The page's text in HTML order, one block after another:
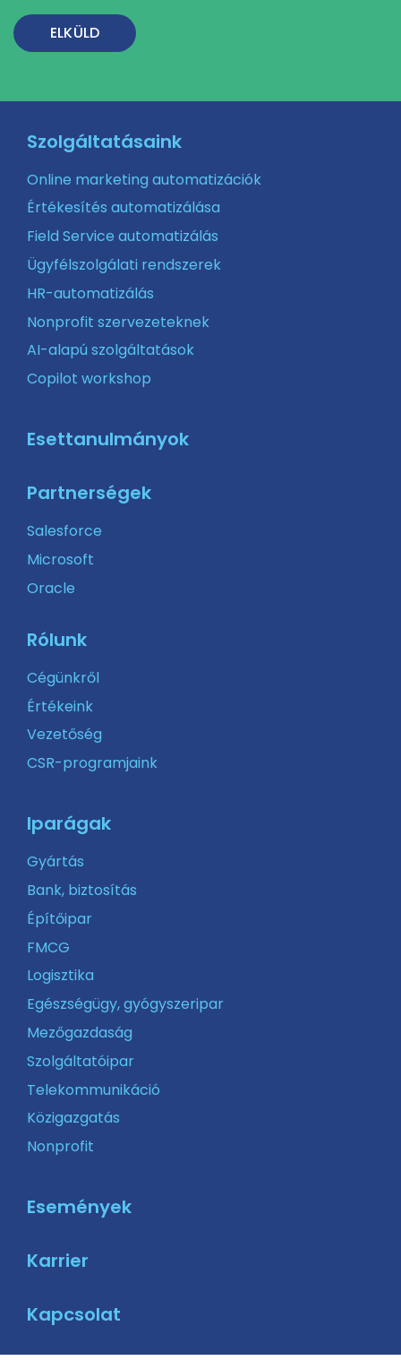
Szolgáltatásaink
Online marketing automatizációk
Értékesítés automatizálása
Field Service automatizálás
Ügyfélszolgálati rendszerek
HR-automatizálás
Nonprofit szervezeteknek
AI-alapú szolgáltatások
Copilot workshop
Esettanulmányok
Partnerségek
Salesforce
Microsoft
Oracle
Rólunk
Cégünkről
Értékeink
Vezetőség
CSR-programjaink
Iparágak
Gyártás
Bank, biztosítás
Építőipar
FMCG
Logisztika
Egészségügy, gyógyszeripar
Mezőgazdaság
Szolgáltatóipar
Telekommunikáció
Közigazgatás
Nonprofit
Események
Karrier
Kapcsolat